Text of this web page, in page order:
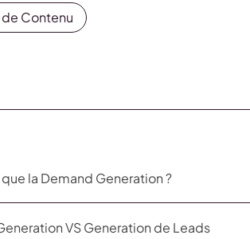
Contenu
que la Demand Generation ?
VS Generation de Leads